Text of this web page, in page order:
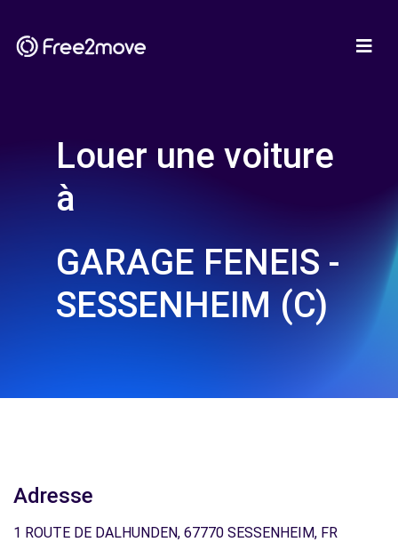
Louer une voiture
à
GARAGE FENEIS -
SESSENHEIM (C)
Adresse
1 ROUTE DE DALHUNDEN, 67770 SESSENHEIM, FR